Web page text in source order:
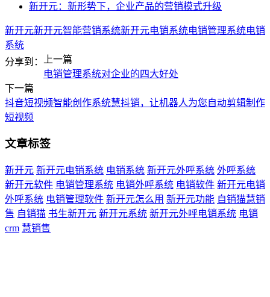
新开元：新形势下，企业产品的营销模式升级
新开元新开元智能营销系统新开元电销系统电销管理系统电销
系统
分享到：
上一篇
电销管理系统对企业的四大好处
下一篇
抖音短视频智能创作系统慧抖销，让机器人为您自动剪辑制作
短视频
文章标签
新开元 新开元电销系统 电销系统 新开元外呼系统 外呼系统
新开元软件 电销管理系统 电销外呼系统 电销软件 新开元电销
外呼系统 电销管理软件 新开元怎么用 新开元功能 自销猫慧销
售 自销猫 书生新开元 新开元系统 新开元外呼电销系统 电销
crm 慧销售